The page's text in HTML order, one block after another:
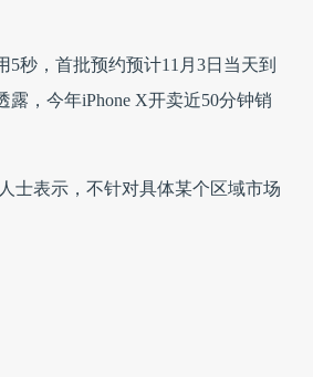
秒，首批预约预计11月3日当天到
，今年iPhone X开卖近50分钟销
士表示，不针对具体某个区域市场